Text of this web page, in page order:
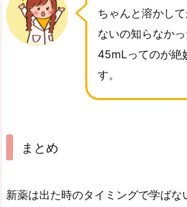
ちゃんと溶かし
ないの知らなかっ
45mLってのが絶
す。
まとめ
新薬は出た時のタイミングで学ば